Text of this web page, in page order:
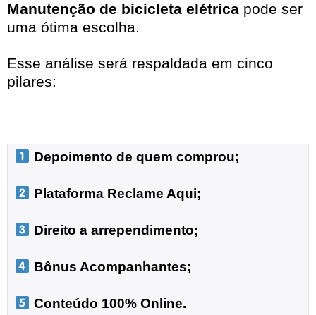
Manutenção de bicicleta elétrica pode ser
uma ótima escolha.
Esse análise será respaldada em cinco
pilares:
Depoimento de quem comprou;
Plataforma Reclame Aqui;
Direito a arrependimento;
Bônus Acompanhantes;
Conteúdo 100% Online.